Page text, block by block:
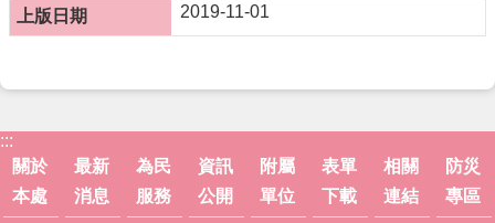
首
頁
嘉
義
2019-11-01
:::
關於
本處
最新
消息
為民
服務
資訊
公開
附屬
單位
表單
下載
相關
連結
防災
專區